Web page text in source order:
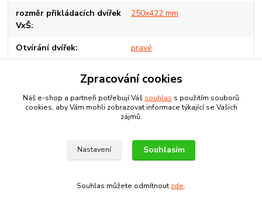
rozměr přikládacích dvířek
VxŠ
250x422 mm
Otvírání dvířek pravé
rozměry spalovací komory
VxŠxH mm
530*520*790
průměrná délka hoření hod
Zpracování cookies
Náš e-shop a partneři potřebují Váš souhlas s použitím souborů
cookies, aby Vám mohli zobrazovat informace týkající se Vašich
zájmů.
Nastavení Souhlasím
Souhlas můžete odmítnout zde.